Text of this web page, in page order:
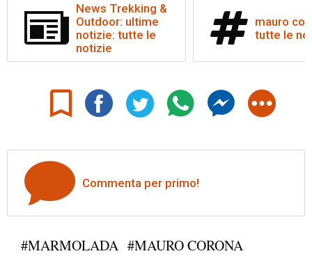
News Trekking &
Outdoor: ultime
notizie: tutte le
notizie
mauro
tutte le
Commenta per primo!
#MARMOLADA #MAURO CORONA